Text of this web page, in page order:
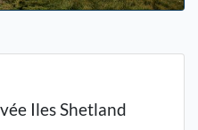
Iles Shetland